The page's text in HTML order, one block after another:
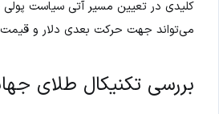
کلیدی در تعیین مسیر آتی سیاست پولی
می‌تواند جهت حرکت بعدی دلار و
بررسی تکنیکال طلای